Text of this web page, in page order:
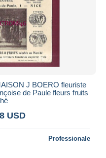
J BOERO fleuriste
de Paule fleurs fruits
USD
Professionale